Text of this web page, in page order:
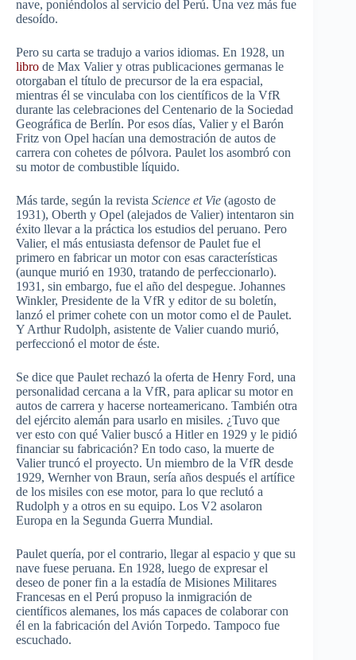
nave, poniéndolos al servicio del Perú. Una vez más fue
desoído.
Pero su carta se tradujo a varios idiomas. En 1928, un
libro de Max Valier y otras publicaciones germanas le
otorgaban el título de precursor de la era espacial,
mientras él se vinculaba con los científicos de la VfR
durante las celebraciones del Centenario de la Sociedad
Geográfica de Berlín. Por esos días, Valier y el Barón
Fritz von Opel hacían una demostración de autos de
carrera con cohetes de pólvora. Paulet los asombró con
su motor de combustible líquido.
Más tarde, según la revista Science et Vie (agosto de
1931), Oberth y Opel (alejados de Valier) intentaron sin
éxito llevar a la práctica los estudios del peruano. Pero
Valier, el más entusiasta defensor de Paulet fue el
primero en fabricar un motor con esas características
(aunque murió en 1930, tratando de perfeccionarlo).
1931, sin embargo, fue el año del despegue. Johannes
Winkler, Presidente de la VfR y editor de su boletín,
lanzó el primer cohete con un motor como el de Paulet.
Y Arthur Rudolph, asistente de Valier cuando murió,
perfeccionó el motor de éste.
Se dice que Paulet rechazó la oferta de Henry Ford, una
personalidad cercana a la VfR, para aplicar su motor en
autos de carrera y hacerse norteamericano. También otra
del ejército alemán para usarlo en misiles. ¿Tuvo que
ver esto con qué Valier buscó a Hitler en 1929 y le pidió
financiar su fabricación? En todo caso, la muerte de
Valier truncó el proyecto. Un miembro de la VfR desde
1929, Wernher von Braun, sería años después el artífice
de los misiles con ese motor, para lo que reclutó a
Rudolph y a otros en su equipo. Los V2 asolaron
Europa en la Segunda Guerra Mundial.
Paulet quería, por el contrario, llegar al espacio y que su
nave fuese peruana. En 1928, luego de expresar el
deseo de poner fin a la estadía de Misiones Militares
Francesas en el Perú propuso la inmigración de
científicos alemanes, los más capaces de colaborar con
él en la fabricación del Avión Torpedo. Tampoco fue
escuchado.